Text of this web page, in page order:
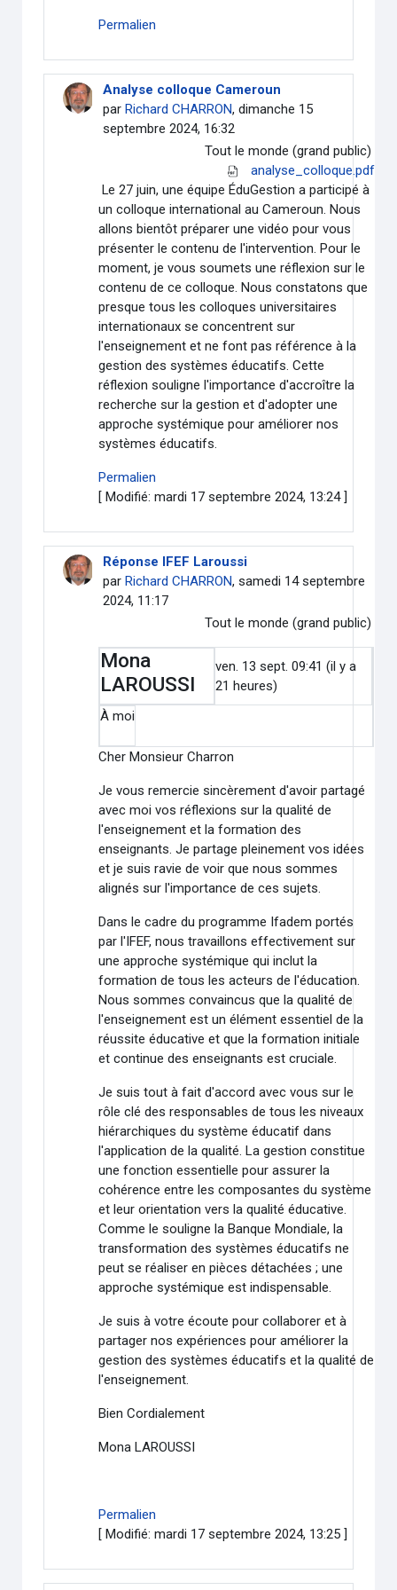
Permalien
Analyse colloque Cameroun
parRichard CHARRON, dimanche 15
septembre 2024, 16:32
Tout le monde (grand public)
analyse_colloque.pdf
Le 27 juin, une équipe ÉduGestion a participé à
un colloque international au Cameroun. Nous
allons bientôt préparer une vidéo pour vous
présenter le contenu de l'intervention. Pour le
moment, je vous soumets une réflexion sur le
contenu de ce colloque. Nous constatons que
presque tous les colloques universitaires
internationaux se concentrent sur
l'enseignement et ne font pas référence à la
gestion des systèmes éducatifs. Cette
réflexion souligne l'importance d'accroître la
recherche sur la gestion et d'adopter une
approche systémique pour améliorer nos
systèmes éducatifs.
Permalien
[ Modifié: mardi 17 septembre 2024, 13:24 ]
Réponse IFEF Laroussi
parRichard CHARRON, samedi 14 septembre
2024, 11:17
Tout le monde (grand public)
Mona
LAROUSSI
ven. 13 sept. 09:41 (il y a
21 heures)
Àmoi
Cher Monsieur Charron
Je vous remercie sincèrement d'avoir partagé
avec moi vos réflexions sur la qualité de
l'enseignement et la formation des
enseignants. Je partage pleinement vos idées
et je suis ravie de voir que nous sommes
alignés sur l'importance de ces sujets.
Dans le cadre du programme Ifadem portés
par l'IFEF, nous travaillons effectivement sur
une approche systémique qui inclut la
formation de tous les acteurs de l'éducation.
Nous sommes convaincus que la qualité de
l'enseignement est un élément essentiel de la
réussite éducative et que la formation initiale
et continue des enseignants est cruciale.
Je suis tout à fait d'accord avec vous sur le
rôle clé des responsables de tous les niveaux
hiérarchiques du système éducatif dans
l'application de la qualité. La gestion constitue
une fonction essentielle pour assurer la
cohérence entre les composantes du système
et leur orientation vers la qualité éducative.
Comme le souligne la Banque Mondiale, la
transformation des systèmes éducatifs ne
peut se réaliser en pièces détachées ; une
approche systémique est indispensable.
Je suis à votre écoute pour collaborer et à
partager nos expériences pour améliorer la
gestion des systèmes éducatifs et la qualité de
l'enseignement.
Bien Cordialement
Mona LAROUSSI
Permalien
[ Modifié: mardi 17 septembre 2024, 13:25 ]